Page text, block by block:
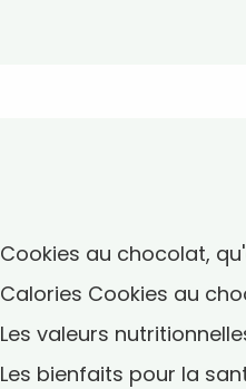
Cookies au chocolat,
Calories Cookies au
Les valeurs
Les bienfaits pour la